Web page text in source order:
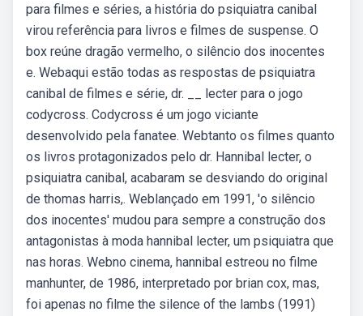
para filmes e séries, a história do psiquiatra canibal
virou referência para livros e filmes de suspense. O
box reúne dragão vermelho, o silêncio dos inocentes
e. Webaqui estão todas as respostas de psiquiatra
canibal de filmes e série, dr. __ lecter para o jogo
codycross. Codycross é um jogo viciante
desenvolvido pela fanatee. Webtanto os filmes quanto
os livros protagonizados pelo dr. Hannibal lecter, o
psiquiatra canibal, acabaram se desviando do original
de thomas harris,. Weblançado em 1991, 'o silêncio
dos inocentes' mudou para sempre a construção dos
antagonistas à moda hannibal lecter, um psiquiatra que
nas horas. Webno cinema, hannibal estreou no filme
manhunter, de 1986, interpretado por brian cox, mas,
foi apenas no filme the silence of the lambs (1991)